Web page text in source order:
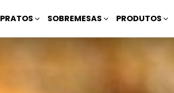
PRATOS SOBREMESAS PRODUTOS